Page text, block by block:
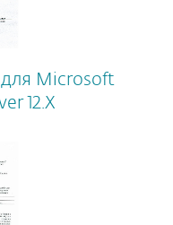
для Microsoft
12.X